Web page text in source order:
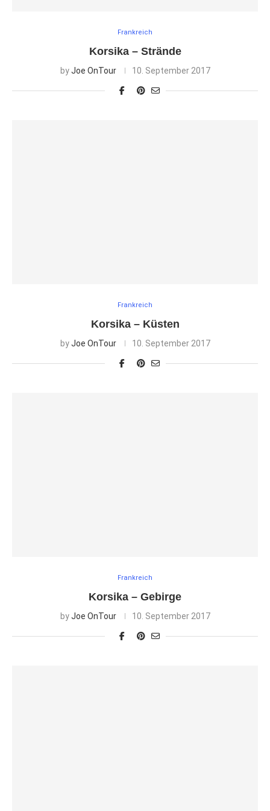
Frankreich
Korsika – Strände
byJoe OnTour 10. September 2017
Frankreich
Korsika – Küsten
byJoe OnTour 10. September 2017
Frankreich
Korsika – Gebirge
byJoe OnTour 10. September 2017